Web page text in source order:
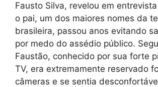
Fausto Silva, revelou em
o pai, um dos maiores nomes da
brasileira, passou anos evitando
por medo do assédio público.
Faustão, conhecido por sua forte
TV, era extremamente reservado
câmeras e se sentia